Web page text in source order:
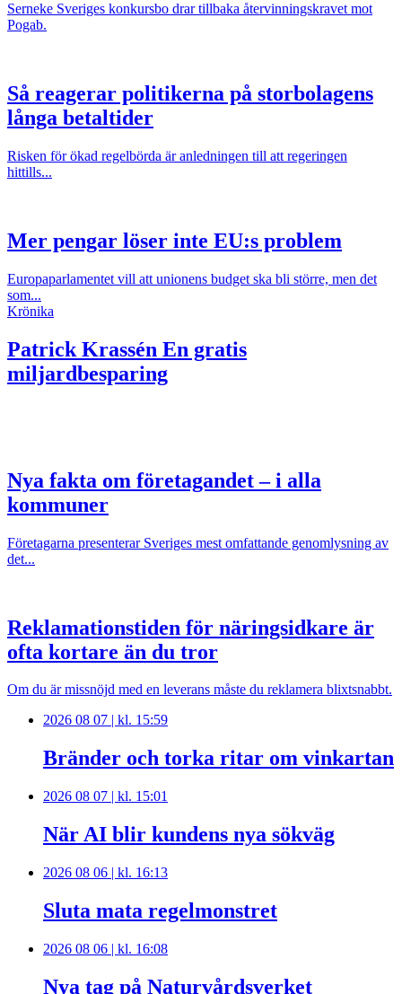
Serneke Sveriges konkursbo drar tillbaka återvinningskravet mot
Pogab.
Så reagerar politikerna på storbolagens
långa betaltider
Risken för ökad regelbörda är anledningen till att regeringen
hittills...
Mer pengar löser inte EU:s problem
Europaparlamentet vill att unionens budget ska bli större, men det
som...
Krönika
Patrick Krassén En gratis
miljardbesparing
Nya fakta om företagandet – i alla
kommuner
Företagarna presenterar Sveriges mest omfattande genomlysning av
det...
Reklamationstiden för näringsidkare är
ofta kortare än du tror
Om du är missnöjd med en leverans måste du reklamera blixtsnabbt.
2026 08 07 | kl. 15:59
Bränder och torka ritar om vinkartan
2026 08 07 | kl. 15:01
När AI blir kundens nya sökväg
2026 08 06 | kl. 16:13
Sluta mata regelmonstret
2026 08 06 | kl. 16:08
Nya tag på Naturvårdsverket